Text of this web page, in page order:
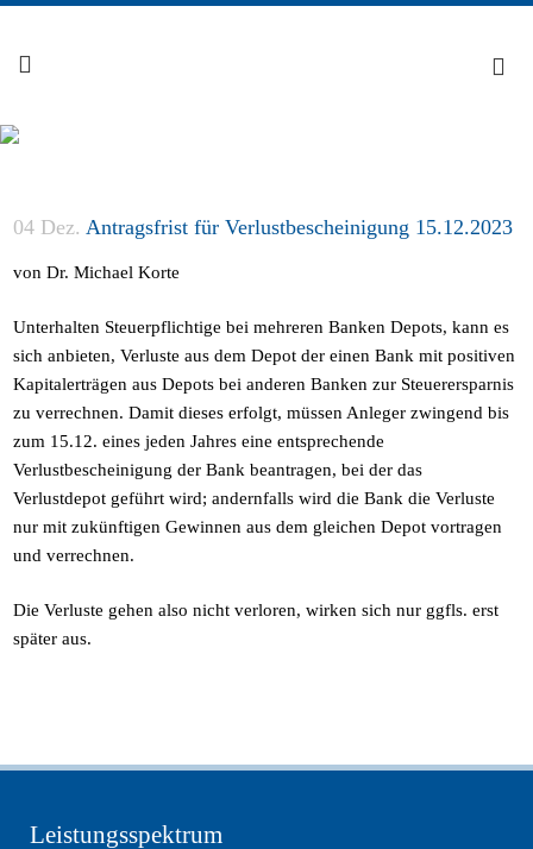
04 Dez. Antragsfrist für Verlustbescheinigung 15.12.2023
von Dr. Michael Korte
Unterhalten Steuerpflichtige bei mehreren Banken Depots, kann es
sich anbieten, Verluste aus dem Depot der einen Bank mit positiven
Kapitalerträgen aus Depots bei anderen Banken zur Steuerersparnis
zu verrechnen. Damit dieses erfolgt, müssen Anleger zwingend bis
zum 15.12. eines jeden Jahres eine entsprechende
Verlustbescheinigung der Bank beantragen, bei der das
Verlustdepot geführt wird; andernfalls wird die Bank die Verluste
nur mit zukünftigen Gewinnen aus dem gleichen Depot vortragen
und verrechnen.
Die Verluste gehen also nicht verloren, wirken sich nur ggfls. erst
später aus.
Leistungsspektrum